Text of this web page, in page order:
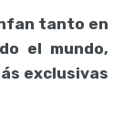
tanto en
el mundo,
exclusivas